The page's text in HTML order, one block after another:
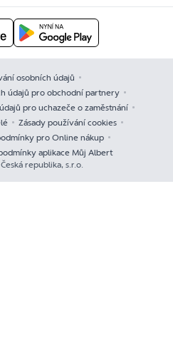
osobních údajů
údajů pro obchodní partnery
pro uchazeče o zaměstnání
Zásady používání cookies
pro Online nákup
aplikace Můj Albert
republika, s.r.o.